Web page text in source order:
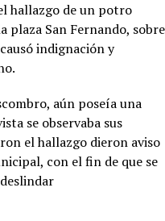
hallazgo de un potro
plaza San Fernando, sobre
indignación y
aún poseía una
se observaba sus
el hallazgo dieron aviso
con el fin de que se